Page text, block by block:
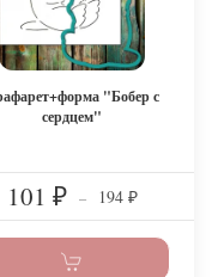
"Бобер с
сердцем"
101 ₽ – 194 ₽